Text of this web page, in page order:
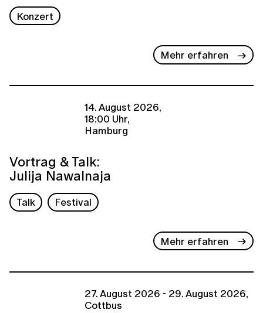
Konzert
Mehr erfahren
14. August 2026,
18:00 Uhr,
Hamburg
Vortrag & Talk:
Julija Nawalnaja
Talk Festival
Mehr erfahren
27. August 2026 - 29. August 2026,
Cottbus